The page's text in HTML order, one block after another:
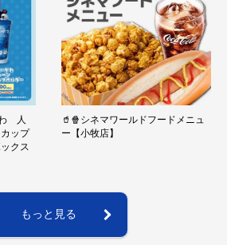
人
ップ
クス
🥤🍿シネマワールドフードメニュ
ー【小牧店】
もっと見る